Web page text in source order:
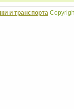
и транспорта